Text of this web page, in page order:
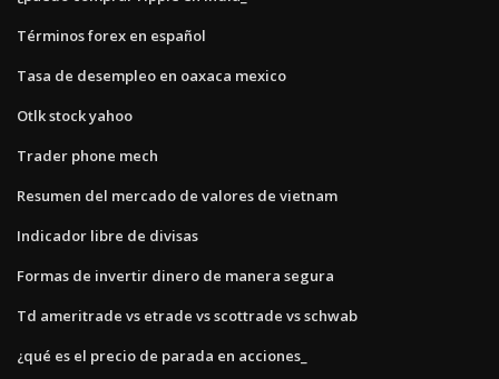
Términos forex en español
Tasa de desempleo en oaxaca mexico
Otlk stock yahoo
Trader phone mech
Resumen del mercado de valores de vietnam
Indicador libre de divisas
Formas de invertir dinero de manera segura
Td ameritrade vs etrade vs scottrade vs schwab
¿qué es el precio de parada en acciones_